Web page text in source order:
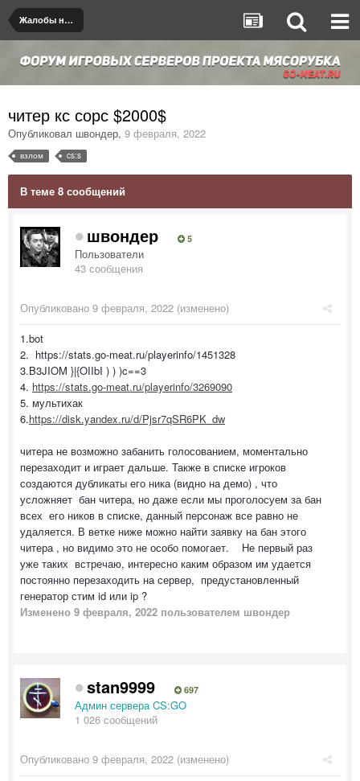
Жалобы на игроков/админов
читер кс сорс $2000$
Опубликовал швондер, 9 февраля, 2022
взлом cs:s
В теме 8 сообщений
швондер 5
Пользователи
43 сообщения
Опубликовано 9 февраля, 2022 (изменено)
1.bot
2. https://stats.go-meat.ru/playerinfo/1451328
3.B3JIOM }|{OIIbI ) ) )c==3
4. https://stats.go-meat.ru/playerinfo/3269090
5. мультихак
6.https://disk.yandex.ru/d/Pjsr7qSR6PK_dw
читера не возможно забанить голосованием, моментально
перезаходит и играет дальше. Также в списке игроков
создаются дубликаты его ника (видно на демо) , что
усложняет бан читера, но даже если мы проголосуем за бан
всех его ников в списке, данный персонаж все равно не
удаляется. В ветке ниже можно найти заявку на бан этого
читера , но видимо это не особо помогает. Не первый раз
уже таких встречаю, интересно каким образом им удается
постоянно перезаходить на сервер, предустановленный
генератор стим id или ip ?
Изменено 9 февраля, 2022 пользователем швондер
stan9999 697
Админ сервера CS:GO
1 026 сообщений
Опубликовано 9 февраля, 2022 (изменено)